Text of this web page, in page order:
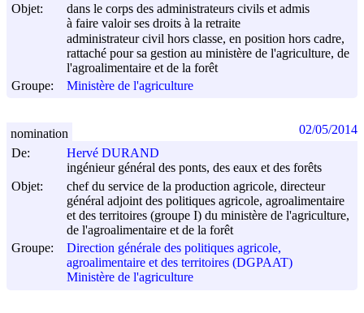
Objet:
dans le corps des administrateurs civils et admis
à faire valoir ses droits à la retraite
administrateur civil hors classe, en position hors cadre,
rattaché pour sa gestion au ministère de l'agriculture, de
l'agroalimentaire et de la forêt
Groupe:
Ministère de l'agriculture
De:
Hervé DURAND
ingénieur général des ponts, des eaux et des forêts
Objet:
chef du service de la production agricole, directeur
général adjoint des politiques agricole, agroalimentaire
et des territoires (groupe I) du ministère de l'agriculture,
de l'agroalimentaire et de la forêt
Groupe:
Direction générale des politiques agricole,
agroalimentaire et des territoires (DGPAAT)
Ministère de l'agriculture
nomination 02/05/2014